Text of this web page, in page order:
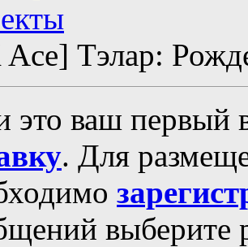
Тэлар:
это ваш первый
. Для
выберите